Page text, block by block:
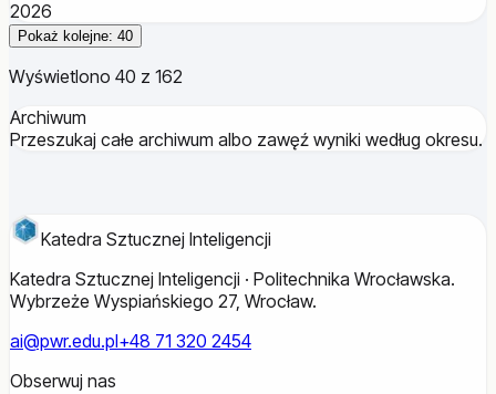
2026
Pokaż kolejne: 40
Wyświetlono 40 z 162
Archiwum
Przeszukaj całe archiwum albo zawęź wyniki według okresu.
Katedra Sztucznej Inteligencji
Katedra Sztucznej Inteligencji · Politechnika Wrocławska.
Wybrzeże Wyspiańskiego 27, Wrocław.
ai@pwr.edu.pl+48 71 320 2454
Obserwuj nas